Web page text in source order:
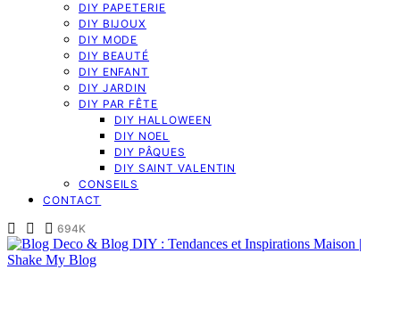
DIY PAPETERIE
DIY BIJOUX
DIY MODE
DIY BEAUTÉ
DIY ENFANT
DIY JARDIN
DIY PAR FÊTE
DIY HALLOWEEN
DIY NOEL
DIY PÂQUES
DIY SAINT VALENTIN
CONSEILS
CONTACT
694K